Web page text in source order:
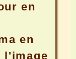
en
en
l'image